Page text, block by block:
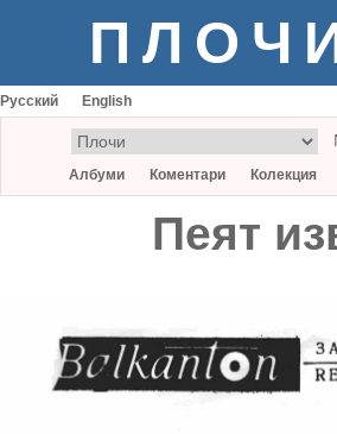
Русский English
Албуми Коментари Колекция
Пеят